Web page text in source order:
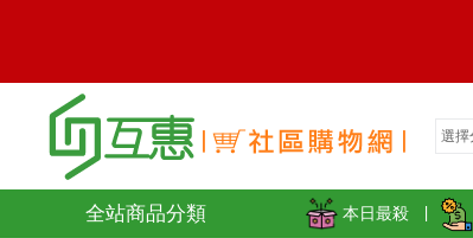
全站商品分類 本日最殺 |